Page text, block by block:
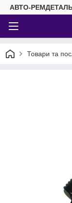
АВТО-РЕМДЕТАЛЬ
Товари та